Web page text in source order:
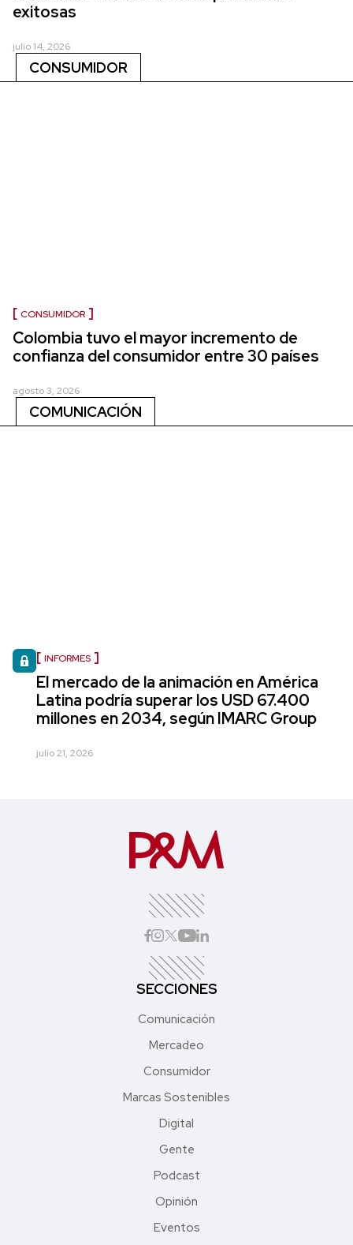
exitosas
julio 14, 2026
CONSUMIDOR
CONSUMIDOR
Colombia tuvo el mayor incremento de
confianza del consumidor entre 30 países
agosto 3, 2026
COMUNICACIÓN
INFORMES
El mercado de la animación en América
Latina podría superar los USD 67.400
millones en 2034, según IMARC Group
julio 21, 2026
SECCIONES
Comunicación
Mercadeo
Consumidor
Marcas Sostenibles
Digital
Gente
Podcast
Opinión
Eventos